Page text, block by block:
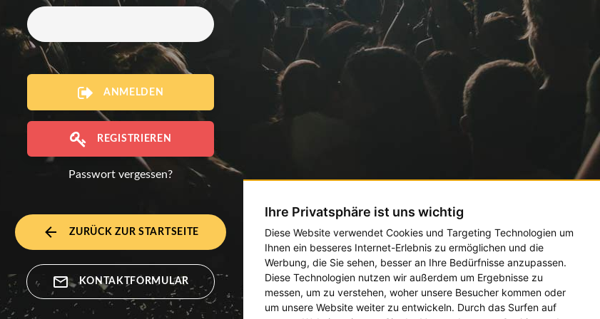
Ihre Privatsphäre ist uns wichtig
Diese Website verwendet Cookies und Targeting Technologien um
Ihnen ein besseres Internet-Erlebnis zu ermöglichen und die
Werbung, die Sie sehen, besser an Ihre Bedürfnisse anzupassen.
Diese Technologien nutzen wir außerdem um Ergebnisse zu
messen, um zu verstehen, woher unsere Besucher kommen oder
um unsere Website weiter zu entwickeln. Durch das Surfen auf
ANMELDEN
REGISTRIEREN
Passwort vergessen?
ZURÜCK ZUR STARTSEITE
KONTAKTFORMULAR